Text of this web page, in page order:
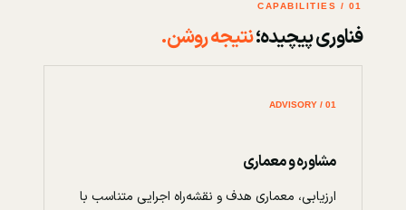
01 / CAPABILITIES
فناوری پیچیده؛نتیجه روشن.
01 / ADVISORY
مشاوره و معماری
ارزیابی، معماری هدف و نقشه‌راه اجرایی متناسب با